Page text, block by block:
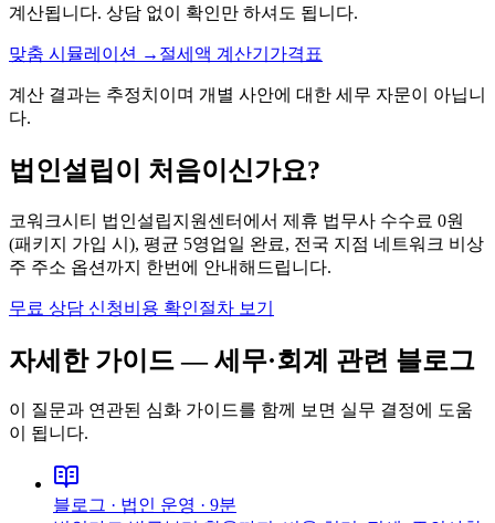
계산됩니다. 상담 없이 확인만 하셔도 됩니다.
맞춤 시뮬레이션 → 절세액 계산기 가격표
계산 결과는 추정치이며 개별 사안에 대한 세무 자문이 아닙니
다.
법인설립이 처음이신가요?
코워크시티 법인설립지원센터에서 제휴 법무사 수수료 0원
(패키지 가입 시), 평균 5영업일 완료, 전국 지점 네트워크 비상
주 주소 옵션까지 한번에 안내해드립니다.
무료 상담 신청비용 확인절차 보기
자세한 가이드 —세무·회계 관련 블로그
이 질문과 연관된 심화 가이드를 함께 보면 실무 결정에 도움
이 됩니다.
블로그 · 법인 운영 · 9분